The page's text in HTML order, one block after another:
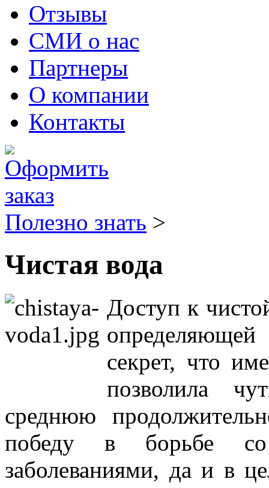
Отзывы
СМИ о нас
Партнеры
О компании
Контакты
Полезно знать >
Чистая вода
Доступ к
секрет, что
позволила
среднюю
победу в борьбе
заболеваниями, да и в